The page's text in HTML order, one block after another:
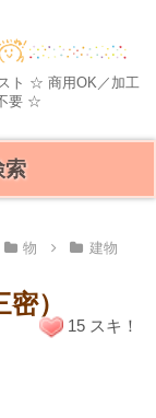
ト ☆ 商用OK／加工
要 ☆
索
物 建物
）
15 スキ！